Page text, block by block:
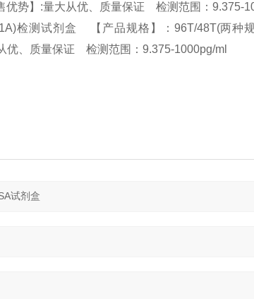
势】:量大从优、质量保证 检测范围：9.375-
检测试剂盒 【产品规格】：96T/48T(两种
优、质量保证 检测范围：9.375-1000pg/ml